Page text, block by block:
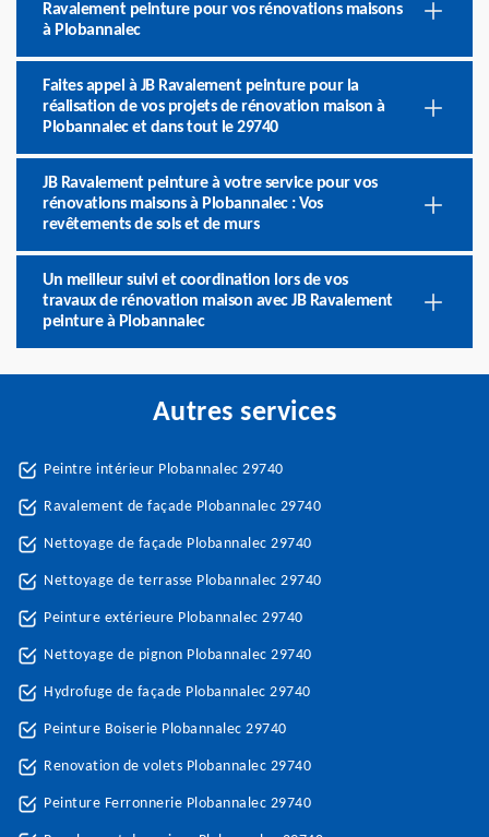
Ravalement peinture pour vos rénovations maisons
à Plobannalec
Faites appel à JB Ravalement peinture pour la
réalisation de vos projets de rénovation maison à
Plobannalec et dans tout le 29740
JB Ravalement peinture à votre service pour vos
rénovations maisons à Plobannalec : Vos
revêtements de sols et de murs
Un meilleur suivi et coordination lors de vos
travaux de rénovation maison avec JB Ravalement
peinture à Plobannalec
Autres services
Peintre intérieur Plobannalec 29740
Ravalement de façade Plobannalec 29740
Nettoyage de façade Plobannalec 29740
Nettoyage de terrasse Plobannalec 29740
Peinture extérieure Plobannalec 29740
Nettoyage de pignon Plobannalec 29740
Hydrofuge de façade Plobannalec 29740
Peinture Boiserie Plobannalec 29740
Renovation de volets Plobannalec 29740
Peinture Ferronnerie Plobannalec 29740